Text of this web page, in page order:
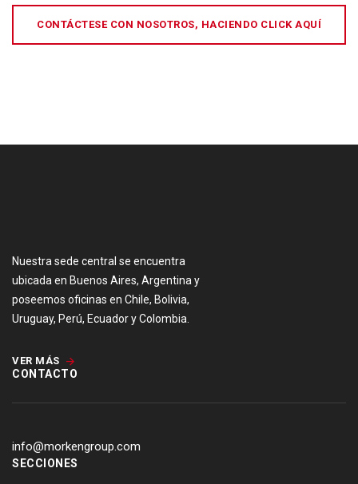
CONTÁCTESE CON NOSOTROS, HACIENDO CLICK AQUÍ
Nuestra sede central se encuentra
ubicada en Buenos Aires, Argentina y
poseemos oficinas en Chile, Bolivia,
Uruguay, Perú, Ecuador y Colombia.
VER MÁS
CONTACTO
info@morkengroup.com
SECCIONES